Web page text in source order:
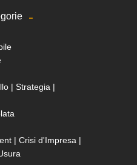
| Strategia |
| Crisi d'Impresa |